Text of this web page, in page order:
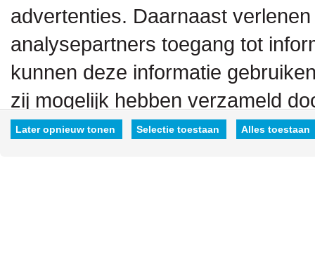
advertenties. Daarnaast
analysepartners toegang tot
kunnen deze informatie
zij mogelijk hebben verzameld
hen hebt verstrekt.
Later opnieuw tonen Selectie toestaan Alles toestaan